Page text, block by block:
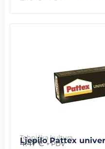
Tehnička kultura
Ljepilo Pattex
4.47€ + PDV